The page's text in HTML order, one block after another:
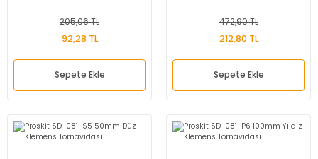
205,06 TL
92,28 TL
Sepete Ekle
472,90 TL
212,80 TL
Sepete Ekle